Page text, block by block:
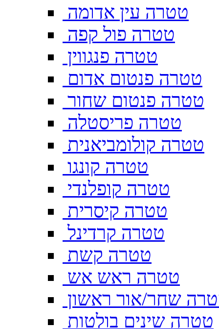
טטרה עין אדומה
טטרה פול קפה
טטרה פנגווין
טטרה פנטום אדום
טטרה פנטום שחור
טטרה פריסטלה
טטרה קולומביאנית
טטרה קונגו
טטרה קופלנדי
טטרה קיסרית
טטרה קרדינל
טטרה קשת
טטרה ראש אש
שחר/אור ראשון
טטרה שינים בולטות